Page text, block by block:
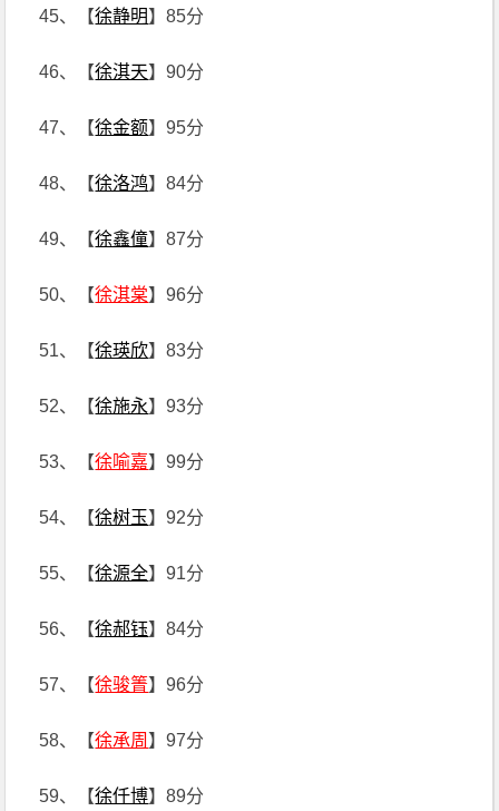
45、【徐静明】85分
46、【徐淇天】90分
47、【徐金额】95分
48、【徐洛鸿】84分
49、【徐鑫僮】87分
50、【徐淇棠】96分
51、【徐瑛欣】83分
52、【徐施永】93分
53、【徐喻嘉】99分
54、【徐树玉】92分
55、【徐源全】91分
56、【徐郝钰】84分
57、【徐骏箐】96分
58、【徐承周 】97分
59、【徐仟博】89分